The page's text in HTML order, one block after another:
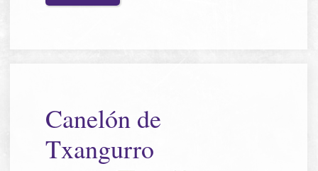
Canelón de
Txangurro